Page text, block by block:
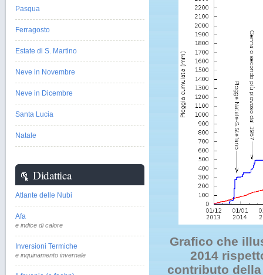
Grafico che
2014
contributo
Pasqua
Ferragosto
Estate di S. Martino
Neve in Novembre
Neve in Dicembre
Santa Lucia
Natale
Didattica
Atlante delle Nubi
Afa
e indice di calore
Inversioni Termiche
e inquinamento invernale